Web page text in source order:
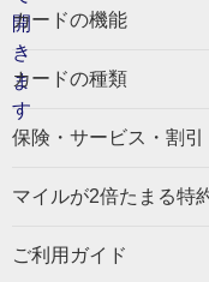
カードの機能
カードの種類
保険・サービス・割引
マイルが2倍たまる特
ご利用ガイド